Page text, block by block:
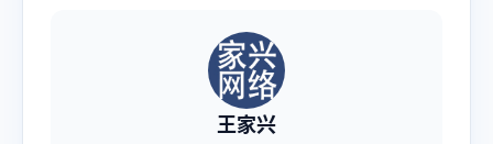
王家兴